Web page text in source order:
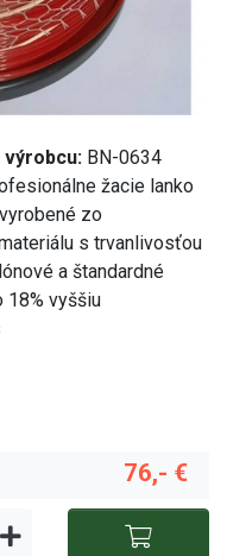
výrobcu: BN-0634
žacie lanko
zo
s trvanlivosťou
a štandardné
18% vyššiu
76,- €